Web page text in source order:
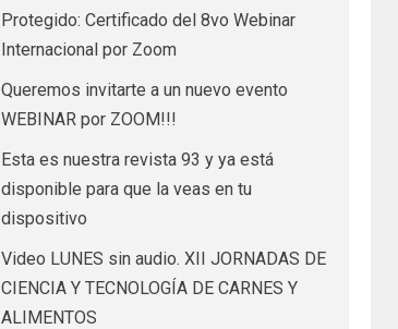
Protegido: Certificado del 8vo Webinar
Internacional por Zoom
Queremos invitarte a un nuevo evento
WEBINAR por ZOOM!!!
Esta es nuestra revista 93 y ya está
disponible para que la veas en tu
dispositivo
Video LUNES sin audio. XII JORNADAS DE
CIENCIA Y TECNOLOGÍA DE CARNES Y
ALIMENTOS